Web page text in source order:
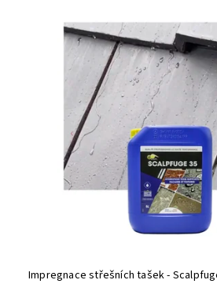
Abecedně
Impregnace střešních tašek -